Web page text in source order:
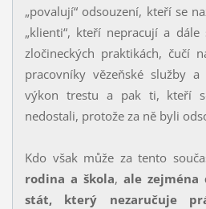
„povalují“ odsouzení, kteří se
„klienti“, kteří nepracují a dále
zločineckých praktikách, čučí
pracovníky vězeňské služby
výkon trestu a pak ti, kteří
nedostali, protože za ně byli
Kdo však může za tento
rodina a škola, ale zejména
stát, který nezaručuje